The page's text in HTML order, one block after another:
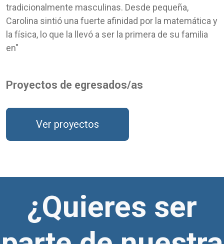
tradicionalmente masculinas. Desde pequeña,
Carolina sintió una fuerte afinidad por la matemática y
la física, lo que la llevó a ser la primera de su familia
en"
Proyectos de egresados/as
Ver proyectos
¿Quieres ser